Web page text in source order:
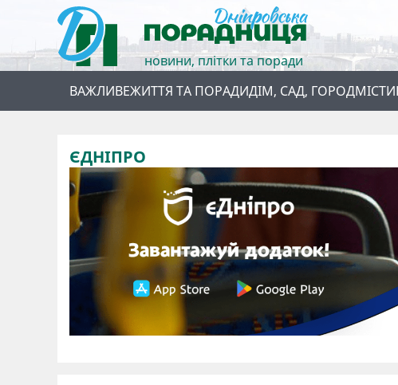
новини, плітки та поради
ВАЖЛИВЕЖИТТЯ ТА ПОРАДИДІМ, САД, ГОРОД
ЄДНІПРО